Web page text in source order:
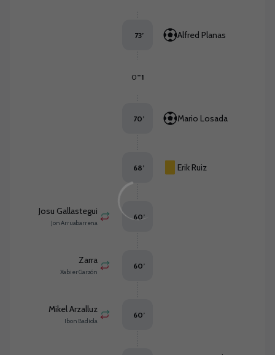
Alfred Planas
73’
0-1
Mario Losada
70’
Erik Ruiz
68’
Josu Gallastegui
Jon Arruabarrena
60’
Zarra
Xabier Garzón
60’
Mikel Arzalluz
Ibon Badiola
60’